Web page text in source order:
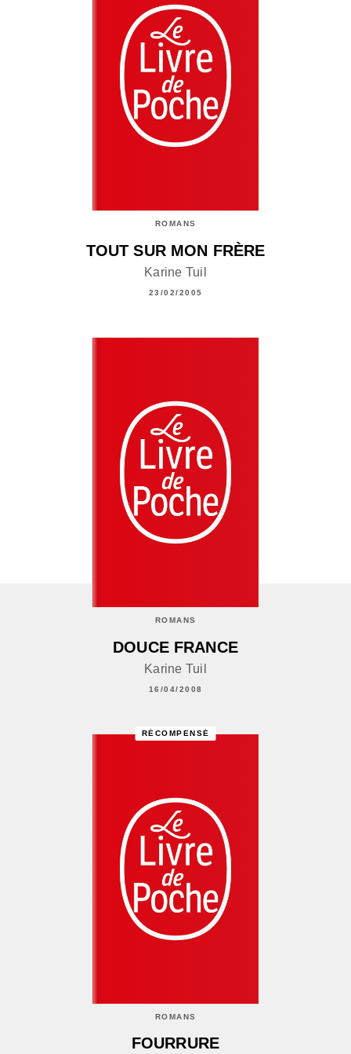
ROMANS
TOUT SUR MON FRÈRE
Karine Tuil
23/02/2005
ROMANS
DOUCE FRANCE
Karine Tuil
16/04/2008
RÉCOMPENSÉ
ROMANS
FOURRURE